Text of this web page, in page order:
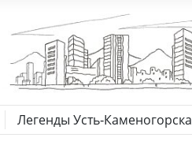
Легенды Усть-Каменогорска